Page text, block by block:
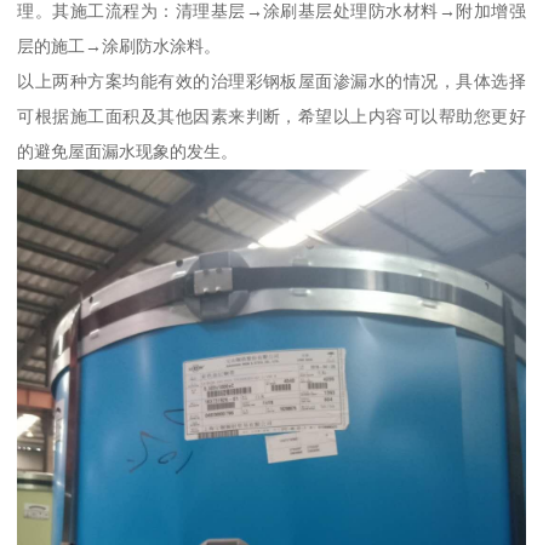
理。其施工流程为：清理基层→涂刷基层处理防水材料→附加增强
层的施工→涂刷防水涂料。
以上两种方案均能有效的治理彩钢板屋面渗漏水的情况，具体选择
可根据施工面积及其他因素来判断，希望以上内容可以帮助您更好
的避免屋面漏水现象的发生。